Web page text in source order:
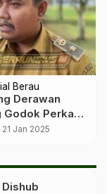
Berau
Derawan
Godok Perkam
Harga
Jan 2025